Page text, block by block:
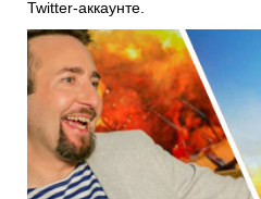
Twitter-аккаунте.